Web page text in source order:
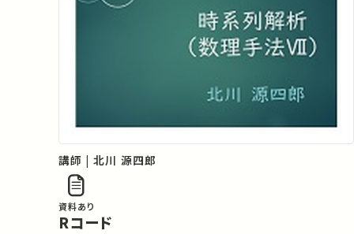
講師 | 北川 源四郎
資料あり
Rコード